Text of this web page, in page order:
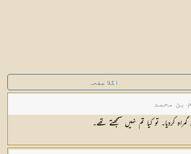
اگلا صفحہ
بن محمد
کردیا۔ تو کیا تم نہیں سمجھتے تھے۔